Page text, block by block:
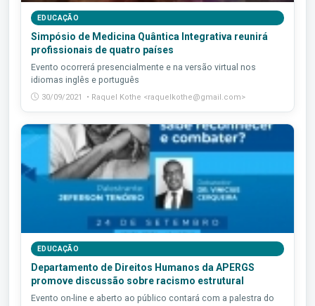
EDUCAÇÃO
Simpósio de Medicina Quântica Integrativa reunirá
profissionais de quatro países
Evento ocorrerá presencialmente e na versão virtual nos
idiomas inglês e português
30/09/2021 • Raquel Kothe <raquelkothe@gmail.com>
EDUCAÇÃO
Departamento de Direitos Humanos da APERGS
promove discussão sobre racismo estrutural
Evento on-line e aberto ao público contará com a palestra do